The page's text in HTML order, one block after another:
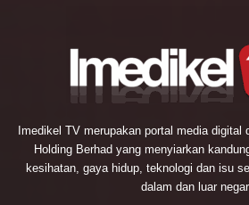
Imedikel TV merupakan portal media digital
Holding Berhad yang menyiarkan
kesihatan, gaya hidup, teknologi dan isu
dalam dan luar